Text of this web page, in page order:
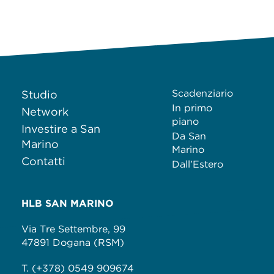
Studio
Network
Investire a San
Marino
Contatti
Scadenziario
In primo
piano
Da San
Marino
Dall’Estero
HLB SAN MARINO
Via Tre Settembre, 99
47891 Dogana (RSM)
T. (+378) 0549 909674